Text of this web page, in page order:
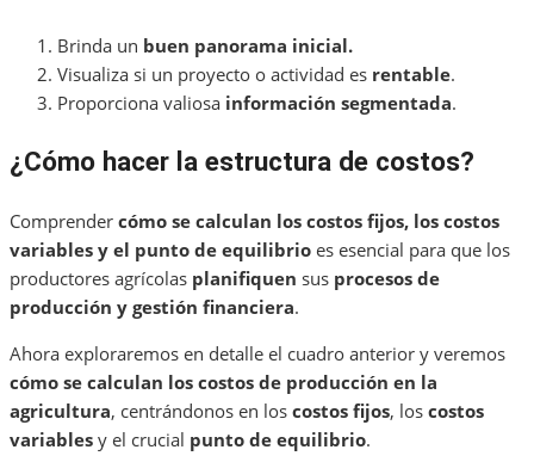
Brinda un buen panorama inicial.
Visualiza si un proyecto o actividad es rentable.
Proporciona valiosa información segmentada.
¿Cómo hacer la estructura de costos?
Comprender cómo se calculan los costos fijos, los costos
variables y el punto de equilibrio es esencial para que los
productores agrícolas planifiquen sus procesos de
producción y gestión financiera.
Ahora exploraremos en detalle el cuadro anterior y veremos
cómo se calculan los costos de producción en la
agricultura, centrándonos en los costos fijos, los costos
variables y el crucial punto de equilibrio.